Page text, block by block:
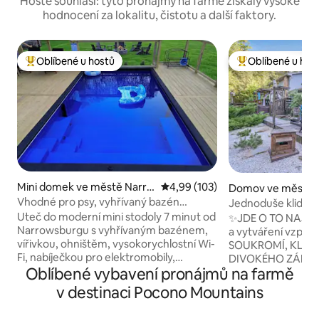
hodnocení za lokalitu, čistotu a další faktory.
Nejlepší v kategorii Oblíbené u hostů
Oblíbené u hostů
Mini domek ve městě Narro
wsburg
Průměrné hodnocení 4,99 z 5,
4,99 (103)
Vhodné pro psy, vyhřívaný bazén
a vířivka s oploceným dvorem
Uteč do moderní mini stodoly 7 minut od
Narrowsburgu s vyhřívaným bazénem,
vířivkou, ohništěm, vysokorychlostní Wi-
Fi, nabíječkou pro elektromobily,
záložním generátorem a plně
oploceným dvorkem pro tvé pejsky! Můj
domov se nachází v nádherném
Nejlepší v
Oblíbené u
Domov ve městě
rg
Jednoduše
západě / Úniková
✨JDE O TO
a vytváření vzpomínek...
SOUKROMÍ,
DIVOKÉHO ZÁPADU 🌿4
LOŽNICE • 3000+
ČISTÉ ZÁBAVY 🏡Jedinečné útočiště
navržené na míru
Oblíbené vybavení pronájmů na farmě
v destinaci Pocono Mountains